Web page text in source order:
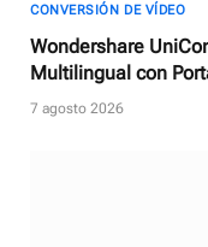
CONVERSIÓN DE VÍDEO
Wondershare
Multilingual con
con AI
7 agosto 2026